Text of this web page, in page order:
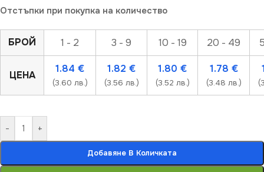
Отстъпки при покупка на количество
БРОЙ 1 - 2 3 - 9 10 - 19 20 - 49
ЦЕНА
1.84 €
(3.60 лв.)
1.82 €
(3.56 лв.)
1.80 €
(3.52 лв.)
1.78 €
(3.48 лв.)
- +
Добавяне В Количката